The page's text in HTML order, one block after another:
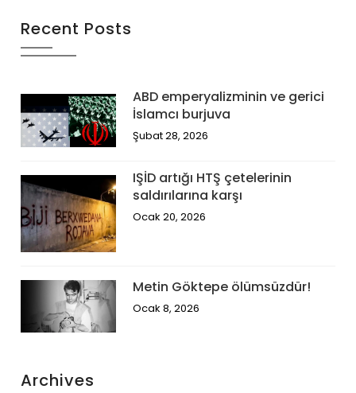
Recent Posts
ABD emperyalizminin ve gerici
İslamcı burjuva
Şubat 28, 2026
IŞİD artığı HTŞ çetelerinin
saldırılarına karşı
Ocak 20, 2026
Metin Göktepe ölümsüzdür!
Ocak 8, 2026
Archives